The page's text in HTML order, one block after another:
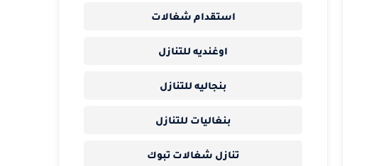
استقدام شغالات
اوغنديه للتنازل
بنجاليه للتنازل
بنغاليات للتنازل
تنازل شغالات تبوك